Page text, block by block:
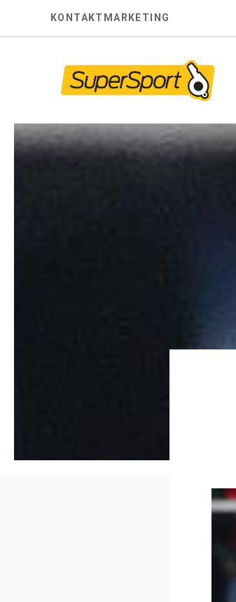
KONTAKT MARKETING